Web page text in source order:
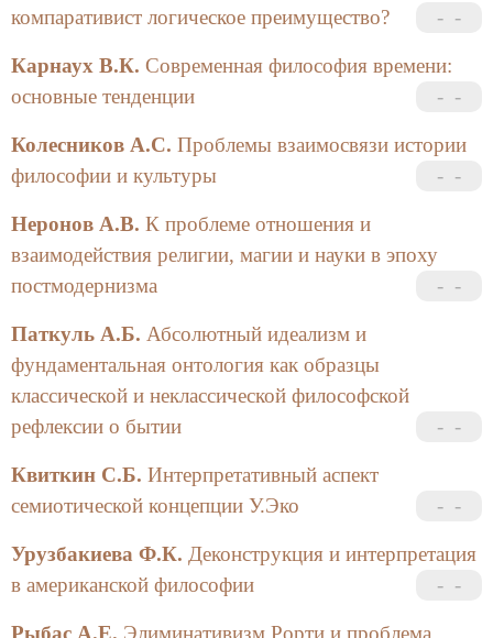
компаративист логическое преимущество?
Карнаух В.К. Современная философия времени:
основные тенденции
Колесников А.С. Проблемы взаимосвязи истории
философии и культуры
Неронов А.В. К проблеме отношения и
взаимодействия религии, магии и науки в эпоху
постмодернизма
Паткуль А.Б. Абсолютный идеализм и
фундаментальная онтология как образцы
классической и неклассической философской
рефлексии о бытии
Квиткин С.Б. Интерпретативный аспект
семиотической концепции У.Эко
Урузбакиева Ф.К. Деконструкция и интерпретация
в американской философии